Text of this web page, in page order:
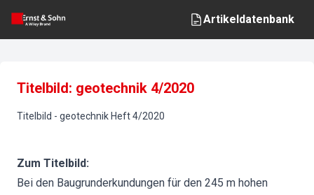
Artikeldatenbank
Titelbild: geotechnik 4/2020
Titelbild - geotechnik Heft4/2020
Zum Titelbild:
Bei den Baugrunderkundungen für den 245 m hohen